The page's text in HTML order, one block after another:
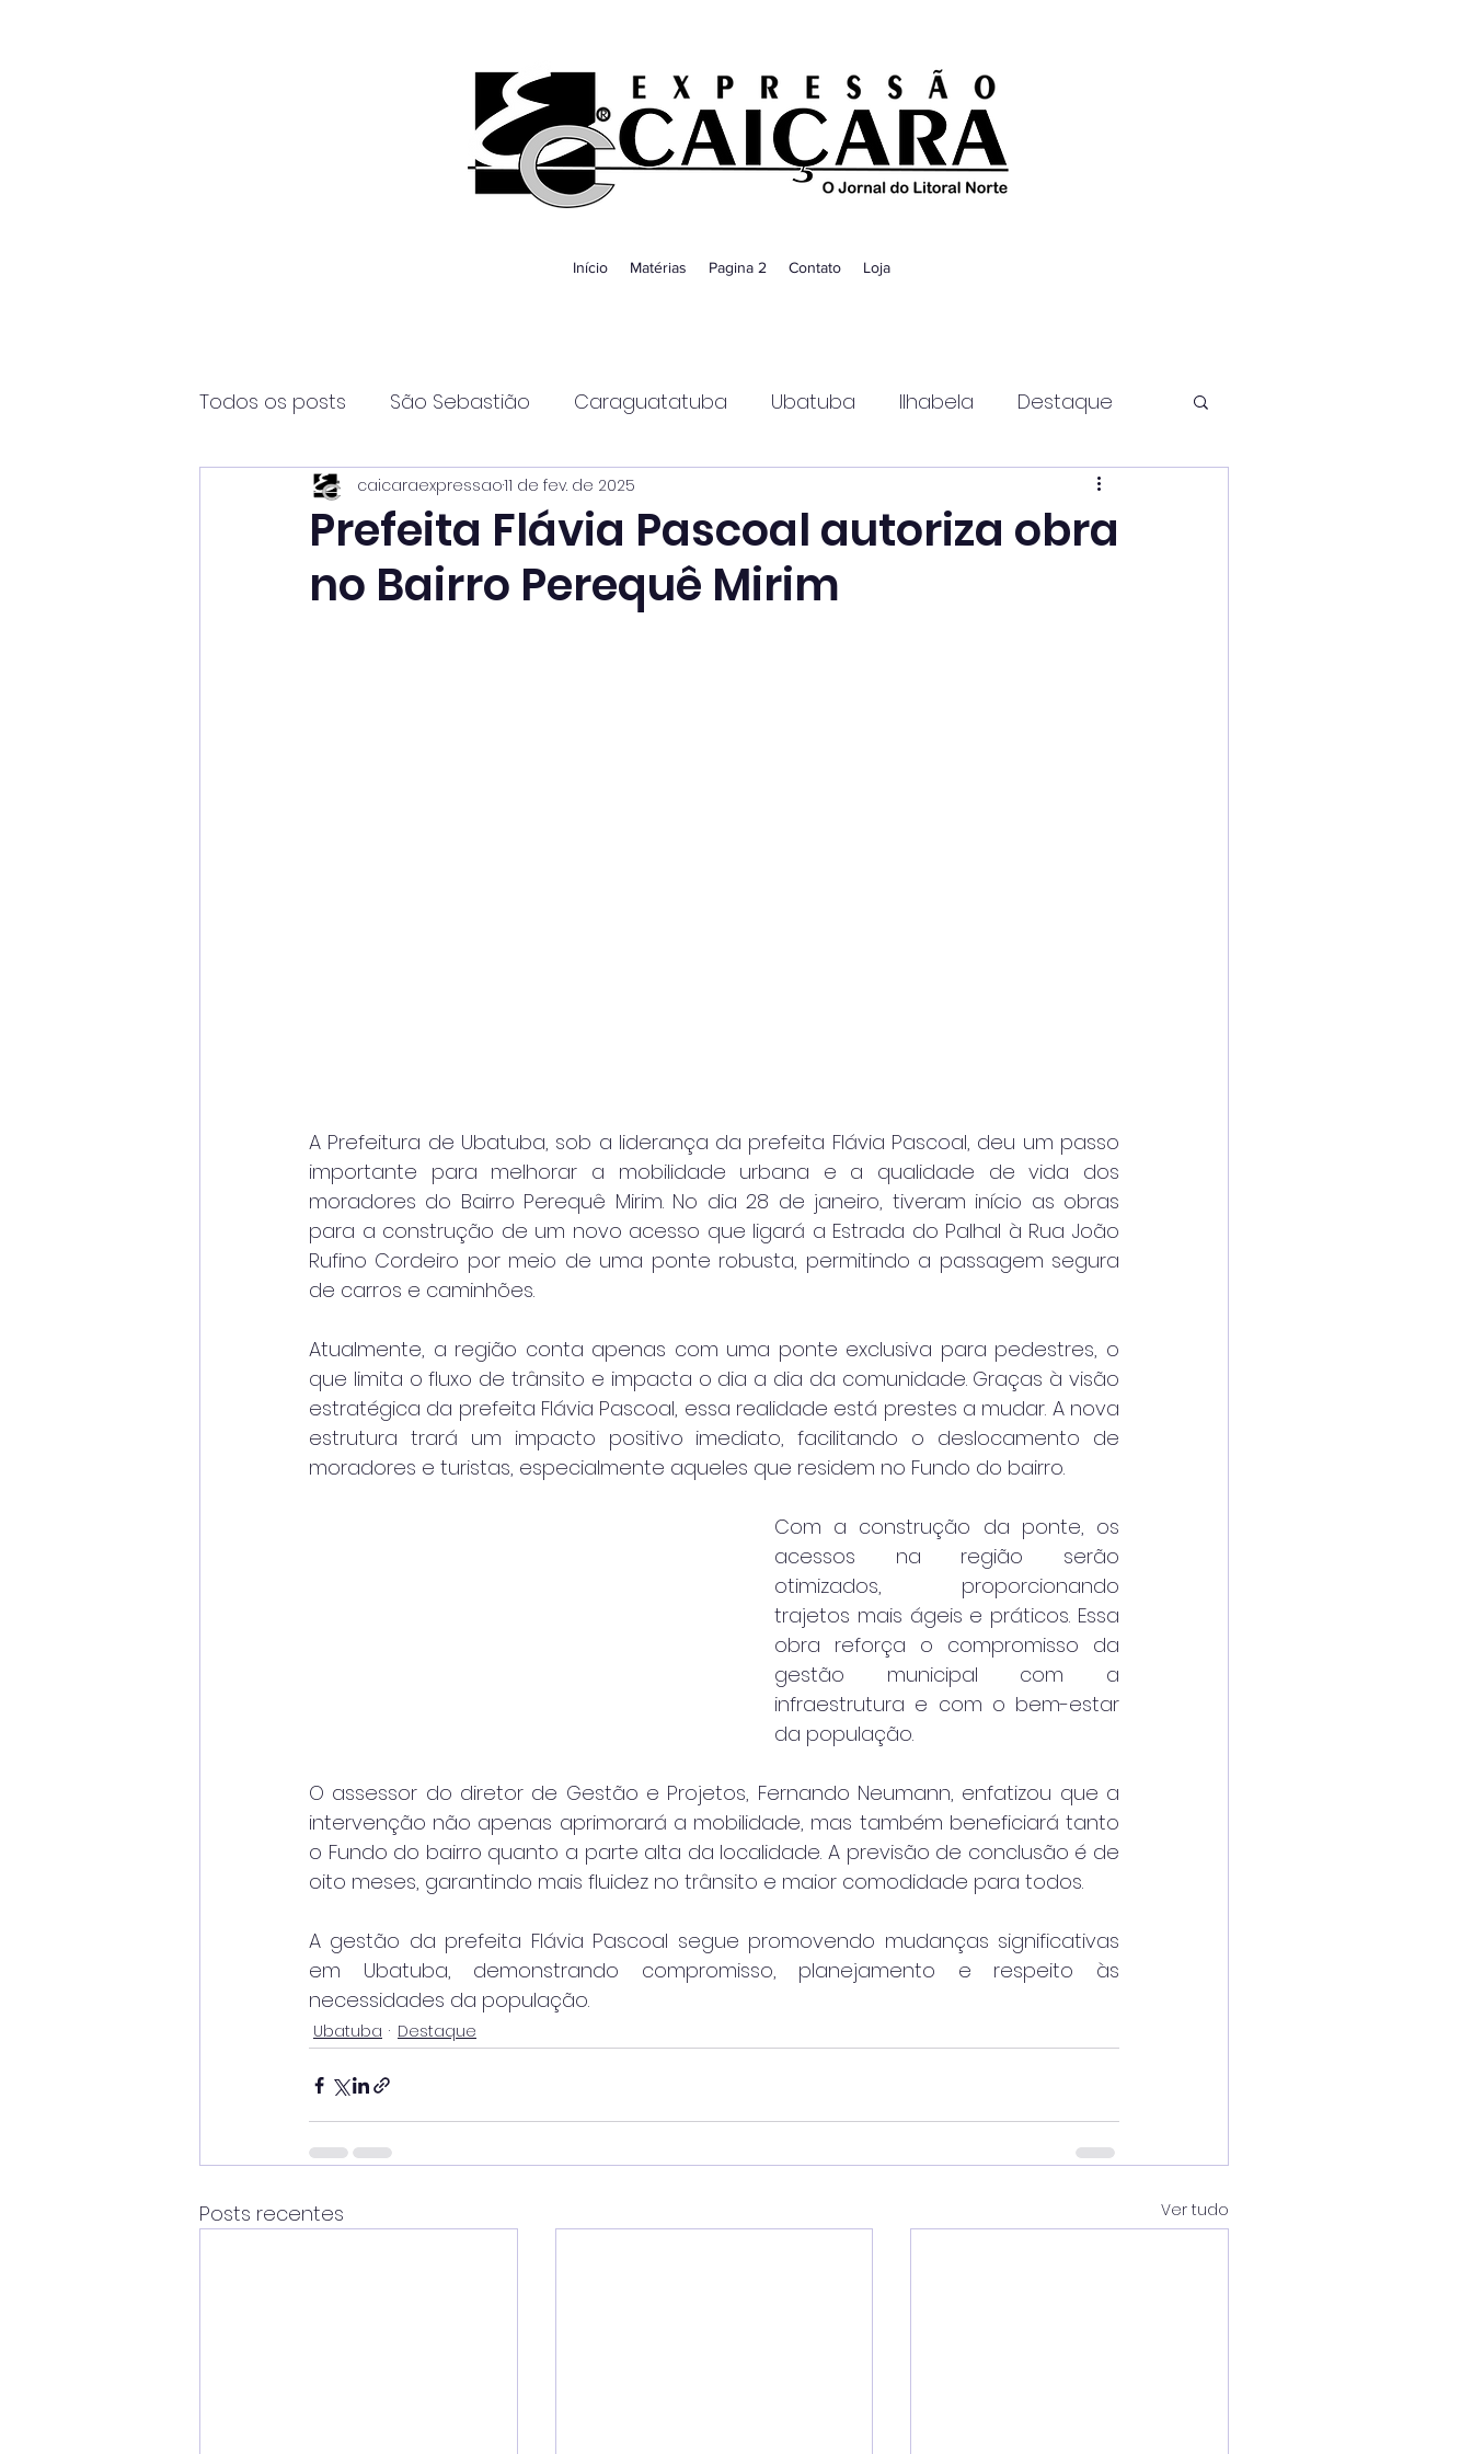
Início Matérias Pagina 2 Contato Loja
Todos os posts São Sebastião Caraguatatuba Ubatuba Ilhabela Destaque
Página2 Itanhaém Guaratinguetá
Prefeita Flávia Pascoal autoriza obra
no Bairro Perequê Mirim
caicaraexpressao11 de fev. de 2025
A Prefeitura de Ubatuba, sob a liderança da prefeita Flávia Pascoal, deu um passo
importante para melhorar a mobilidade urbana e a qualidade de vida dos
moradores do Bairro Perequê Mirim. No dia 28 de janeiro, tiveram início as obras
para a construção de um novo acesso que ligará a Estrada do Palhal à Rua João
Rufino Cordeiro por meio de uma ponte robusta, permitindo a passagem segura
de carros e caminhões.
Atualmente, a região conta apenas com uma ponte exclusiva para pedestres, o
que limita o fluxo de trânsito e impacta o dia a dia da comunidade. Graças à visão
estratégica da prefeita Flávia Pascoal, essa realidade está prestes a mudar. A nova
estrutura trará um impacto positivo imediato, facilitando o deslocamento de
moradores e turistas, especialmente aqueles que residem no Fundo do bairro.
Com a construção da ponte, os
acessos na região serão
otimizados, proporcionando
trajetos mais ágeis e práticos. Essa
obra reforça o compromisso da
gestão municipal com a
infraestrutura e com o bem-estar
da população.
O assessor do diretor de Gestão e Projetos, Fernando Neumann, enfatizou que a
intervenção não apenas aprimorará a mobilidade, mas também beneficiará tanto
o Fundo do bairro quanto a parte alta da localidade. A previsão de conclusão é de
oito meses, garantindo mais fluidez no trânsito e maior comodidade para todos.
A gestão da prefeita Flávia Pascoal segue promovendo mudanças significativas
em Ubatuba, demonstrando compromisso, planejamento e respeito às
necessidades da população.
Ubatuba Destaque
Posts recentes Ver tudo